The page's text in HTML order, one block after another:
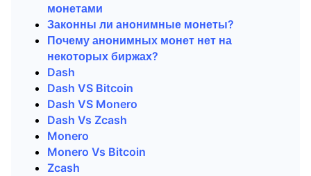
монетами
Законны ли анонимные монеты?
Почему анонимных монет нет на
некоторых биржах?
Dash
Dash VS Bitcoin
Dash VS Monero
Dash Vs Zcash
Monero
Monero Vs Bitcoin
Zcash